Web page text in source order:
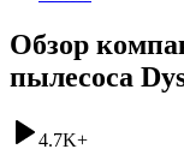
Обзор
пылесоса
4.7K+